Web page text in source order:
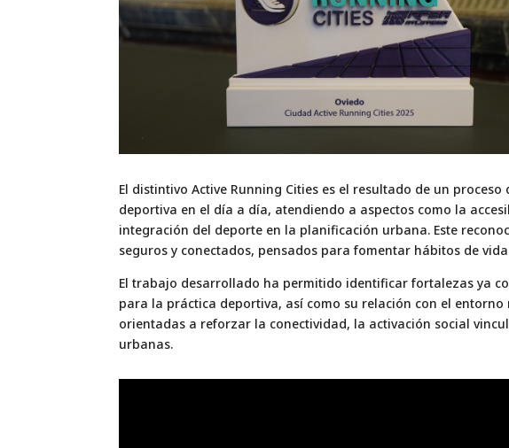
El distintivo Active Running Cities es el resultado de un
deportiva en el día a día, atendiendo a aspectos como la
integración del deporte en la planificación urbana. Este
seguros y conectados, pensados para fomentar hábitos de
El trabajo desarrollado ha permitido identificar fortalezas ya
para la práctica deportiva, así como su relación con el
orientadas a reforzar la conectividad, la activación social
urbanas.